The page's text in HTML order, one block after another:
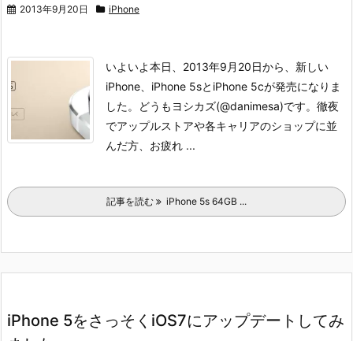
2013年9月20日 iPhone
いよいよ本日、2013年9月20日から、新しい
iPhone、iPhone 5sとiPhone 5cが発売になりま
した。どうもヨシカズ(@danimesa)です。 徹夜
でアップルストアや各キャリアのショップに並
んだ方、お疲れ ...
記事を読む iPhone 5s 64GB ...
iPhone 5をさっそくiOS7にアップデートしてみ